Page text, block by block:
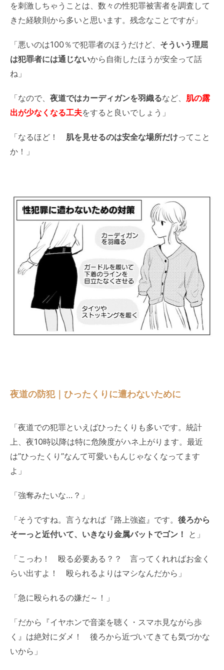
を刺激しちゃうことは、数々の性犯罪被害者を調査して
きた経験則から多いと思います。残念なことですが」
「悪いのは100％で犯罪者のほうだけど、 そういう理屈
は犯罪者には通じないから自衛したほうが安全って話
ね」
「なので、 夜道ではカーディガンを羽織るなど、 肌の露
出が少なくなる工夫をすると良いでしょう」
「なるほど！ 肌を見せるのは安全な場所だけってこと
か！」
夜道の防犯｜ひったくりに遭わないために
「夜道での犯罪といえばひったくりも多いです。統計
上、夜10時以降は特に危険度がハネ上がります。最近
は”ひったくり”なんて可愛いもんじゃなくなってます
よ」
「強奪みたいな…？」
「そうですね。言うなれば『路上強盗』です。 後ろから
そーっと近付いて、いきなり金属バットでゴン！
と」
「こっわ！ 殴る必要ある？？ 言ってくれればお金く
らい出すよ！ 殴られるよりはマシなんだから」
「急に殴られるの嫌だ～！」
「だから『イヤホンで音楽を聴く・スマホ見ながら歩
く』は絶対にダメ！ 後ろから近づいてきても気づかな
いから」